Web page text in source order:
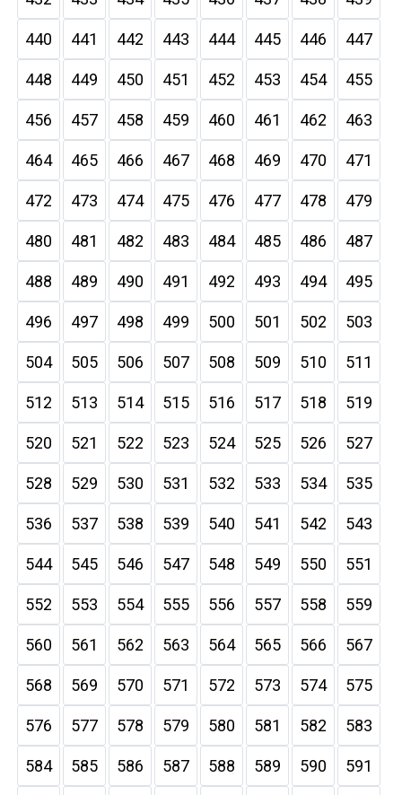
440 441 442 443 444 445 446 447
448 449 450 451 452 453 454 455
456 457 458 459 460 461 462 463
464 465 466 467 468 469 470 471
472 473 474 475 476 477 478 479
480 481 482 483 484 485 486 487
488 489 490 491 492 493 494 495
496 497 498 499 500 501 502 503
504 505 506 507 508 509 510 511
512 513 514 515 516 517 518 519
520 521 522 523 524 525 526 527
528 529 530 531 532 533 534 535
536 537 538 539 540 541 542 543
544 545 546 547 548 549 550 551
552 553 554 555 556 557 558 559
560 561 562 563 564 565 566 567
568 569 570 571 572 573 574 575
576 577 578 579 580 581 582 583
584 585 586 587 588 589 590 591